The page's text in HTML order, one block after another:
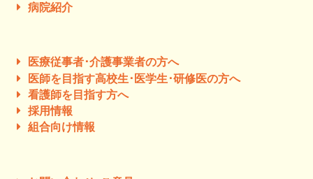
病院紹介
医療従事者･介護事業者の方へ
医師を目指す高校生･医学生･研修医の方へ
看護師を目指す方へ
採用情報
組合向け情報